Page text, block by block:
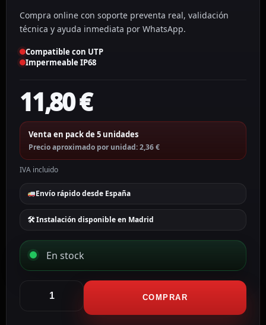
Compra online con soporte preventa real, validación
técnica y ayuda inmediata por WhatsApp.
Compatible con UTP
Impermeable IP68
11,80€
Venta en pack de 5 unidades
Precio aproximado por unidad: 2,36 €
IVA incluido
Envío rápido desde España
🛠 Instalación disponible en Madrid
En stock
COMPRAR